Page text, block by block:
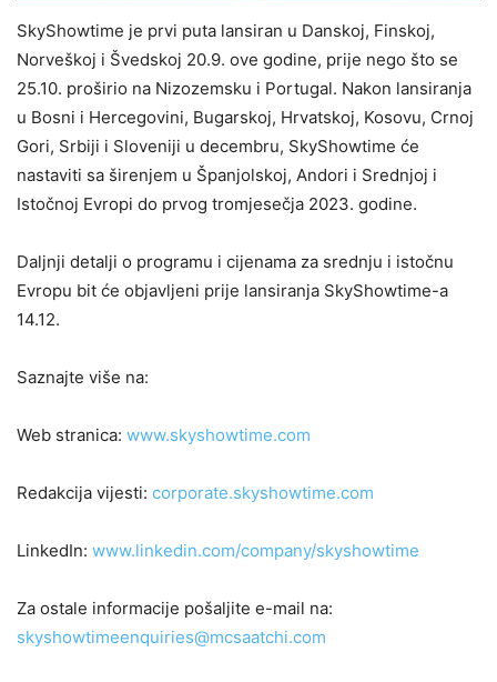
(Photo by Tim P.
Whitby/Getty Images for
SkyShowtime)
Amsterdam, Netherlands.
(Photo by Tim P.
Whitby/Getty Images for
SkyShowtime)
SkyShowtime je prvi puta lansiran u Danskoj, Finskoj,
Norveškoj i Švedskoj 20.9. ove godine, prije nego što se
25.10. proširio na Nizozemsku i Portugal. Nakon lansiranja
u Bosni i Hercegovini, Bugarskoj, Hrvatskoj, Kosovu, Crnoj
Gori, Srbiji i Sloveniji u decembru, SkyShowtime će
nastaviti sa širenjem u Španjolskoj, Andori i Srednjoj i
Istočnoj Evropi do prvog tromjesečja 2023. godine.
Daljnji detalji o programu i cijenama za srednju i istočnu
Evropu bit će objavljeni prije lansiranja SkyShowtime-a
14.12.
Saznajte više na:
Web stranica: www.skyshowtime.com
Redakcija vijesti: corporate.skyshowtime.com
LinkedIn: www.linkedin.com/company/skyshowtime
Za ostale informacije pošaljite e-mail na:
skyshowtimeenquiries@mcsaatchi.com